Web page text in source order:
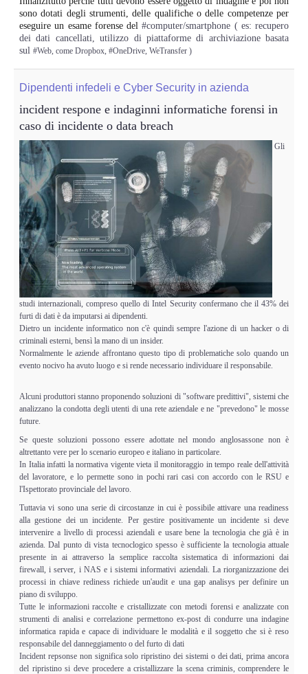
Risk Management
Incident Handling & Response
Vulnerability Assesment & Pen Test
BC & DR
Data Breach
A & C
Privacy & GDPR
Resp. Amministrativa dlsg 231
Adempimenti Ecommerce
Tutela Copyright e Marchi
Programma Azienda Sicura
Assistenza Legale
INFO
sono dotati degli strumenti, delle qualifiche o delle competenze per
eseguire un esame forense del#computer/smartphone ( es: recupero
dei dati cancellati, utilizzo di piattaforme di archiviazione basata
sul #Web, come Dropbox, #OneDrive, WeTransfer )
Dipendenti infedeli e Cyber Security in azienda
incident respone e indaginni informatiche forensi in
caso di incidente o data breach
Gli
studi internazionali, compreso quello di Intel Security confermano che il 43% dei
furti di dati è da imputarsi ai dipendenti.
Dietro un incidente informatico non c'è quindi sempre l'azione di un hacker o di
criminali esterni, bensì la mano di un insider.
Normalmente le aziende affrontano questo tipo di problematiche solo quando un
evento nocivo ha avuto luogo e si rende necessario individuare il responsabile.
Alcuni produttori stanno proponendo soluzioni di "software predittivi", sistemi che
analizzano la condotta degli utenti di una rete aziendale e ne "prevedono" le mosse
future.
Se queste soluzioni possono essere adottate nel mondo anglosassone non è
altrettanto vere per lo scenario europeo e italiano in particolare.
In Italia infatti la normativa vigente vieta il monitoraggio in tempo reale dell'attività
del lavoratore, e lo permette sono in pochi rari casi con accordo con le RSU e
l'Ispettorato provinciale del lavoro.
Tuttavia vi sono una serie di circostanze in cui è possibile attivare una readiness
alla gestione dei un incidente. Per gestire positivamente un incidente si deve
intervenire a livello di processi aziendali e usare bene la tecnologia che già è in
azienda. Dal punto di vista tecnoclogico spesso è sufficiente la tecnologia attuale
presente in ai attraverso la semplice raccolta sistematica di informazioni dai
firewall, i server, i NAS e i sistemi informativi aziendali. La riorganizzazione dei
processi in chiave rediness richiede un'audit e una gap analisys per definire un
piano di sviluppo.
Tutte le informazioni raccolte e cristallizzate con metodi forensi e analizzate con
strumenti di analisi e correlazione permettono ex-post di condurre una indagine
informatica rapida e capace di individuare le modalità e il soggetto che si è reso
responsabile del danneggiamento o del furto di dati
Incident repsonse non significa solo ripristino dei sistemi o dei dati, prima ancora
del ripristino si deve procedere a cristallizzare la scena criminis, comprendere le